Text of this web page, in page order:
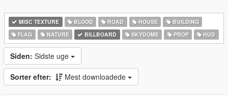
MISC TEXTURE BLOOD ROAD HOUSE
BUILDING
FLAG
NATURE BILLBOARD SKYDOME PROP HUD
Siden: Sidste uge
Sorter efter: Mest downloadede